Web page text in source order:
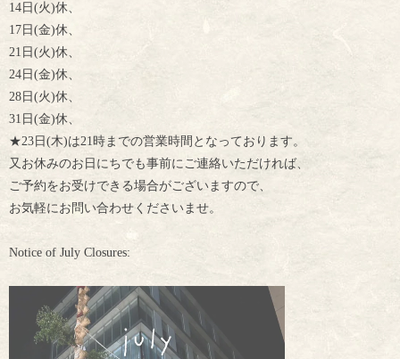
14日(火)休、
17日(金)休、
21日(火)休、
24日(金)休、
28日(火)休、
31日(金)休、
★23日(木)は21時までの営業時間となっております。
又お休みのお日にちでも事前にご連絡いただければ、
ご予約をお受けできる場合がございますので、
お気軽にお問い合わせくださいませ。
Notice of July Closures: